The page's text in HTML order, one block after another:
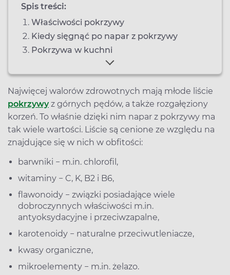
Spis treści:
Właściwości pokrzywy
Kiedy sięgnąć po napar z pokrzywy
Pokrzywa w kuchni
Najwięcej walorów zdrowotnych mają młode liście
pokrzywyz górnych pędów, a także rozgałęziony
korzeń. To właśnie dzięki nim napar z pokrzywy ma
tak wiele wartości. Liście są cenione ze względu na
znajdujące się w nich w obfitości:
barwniki − m.in. chlorofil,
witaminy − C, K, B2 i B6,
flawonoidy − związki posiadające wiele
dobroczynnych właściwości m.in.
antyoksydacyjne i przeciwzapalne,
karotenoidy − naturalne przeciwutleniacze,
kwasy organiczne,
mikroelementy − m.in. żelazo.